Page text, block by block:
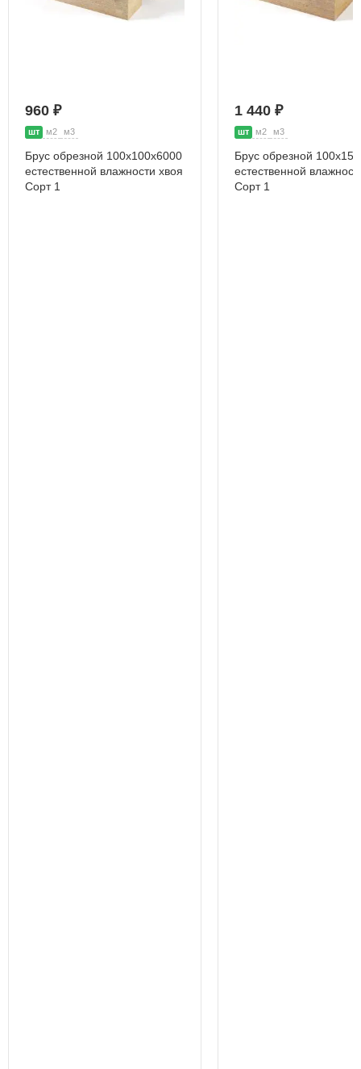
960 ₽
шт м2 м3
Брус обрезной 100х100х6000
естественной влажности хвоя
Сорт 1
1 440 ₽
шт м2 м3
Брус обрезной
естественной
Сорт 1